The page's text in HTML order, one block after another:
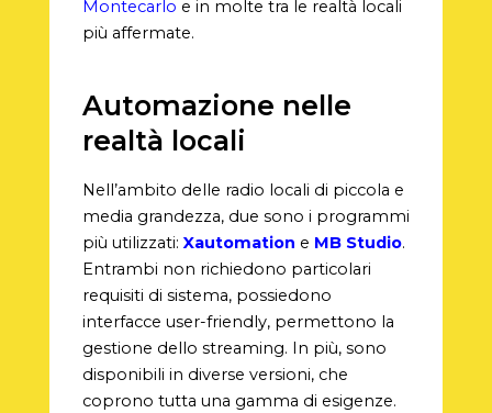
Montecarlo e in molte tra le realtà locali
più affermate.
Automazione nelle
realtà locali
Nell’ambito delle radio locali di piccola e
media grandezza, due sono i programmi
più utilizzati:Xautomation e MB Studio.
Entrambi non richiedono particolari
requisiti di sistema, possiedono
interfacce user-friendly, permettono la
gestione dello streaming. In più, sono
disponibili in diverse versioni, che
coprono tutta una gamma di esigenze.